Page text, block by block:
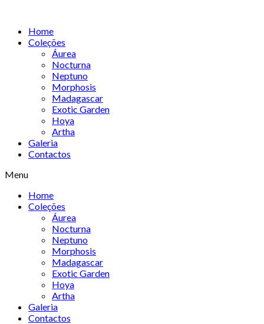
contentHome
Coleções
Áurea
Nocturna
Neptuno
Morphosis
Madagascar
Exotic Garden
Hoya
Artha
Galeria
Contactos
Menu
Home
Coleções
Áurea
Nocturna
Neptuno
Morphosis
Madagascar
Exotic Garden
Hoya
Artha
Galeria
Contactos